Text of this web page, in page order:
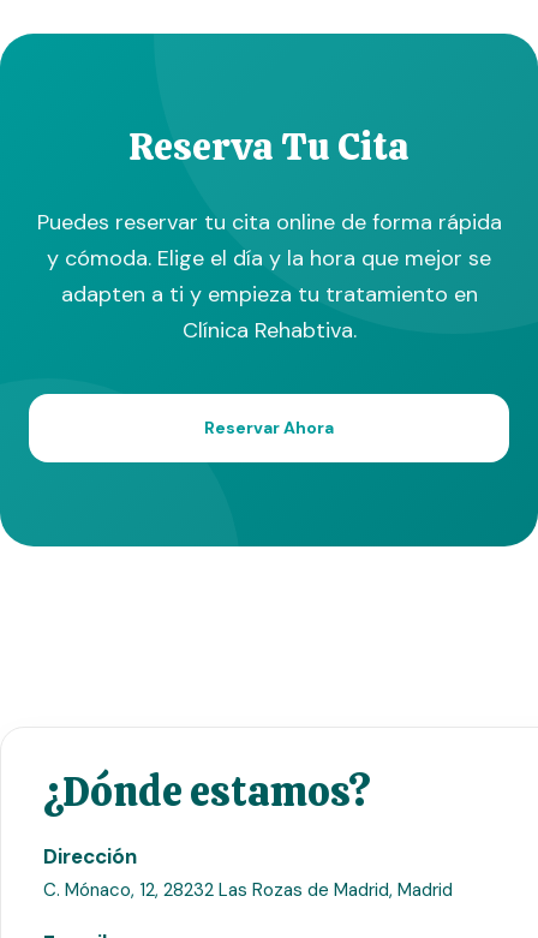
Reserva Tu Cita
Puedes reservar tu cita online de forma rápida
y cómoda. Elige el día y la hora que mejor se
adapten a ti y empieza tu tratamiento en
Clínica Rehabtiva.
Reservar Ahora
¿Dónde estamos?
Dirección
C. Mónaco, 12, 28232 Las Rozas de Madrid, Madrid